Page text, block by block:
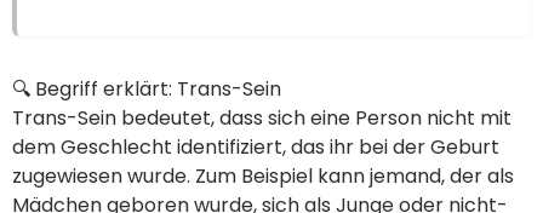
🔍 Begriff erklärt: Trans-Sein
Trans-Sein bedeutet, dass sich eine Person nicht mit
dem Geschlecht identifiziert, das ihr bei der Geburt
zugewiesen wurde. Zum Beispiel kann jemand, der als
Mädchen geboren wurde, sich als Junge oder nicht-